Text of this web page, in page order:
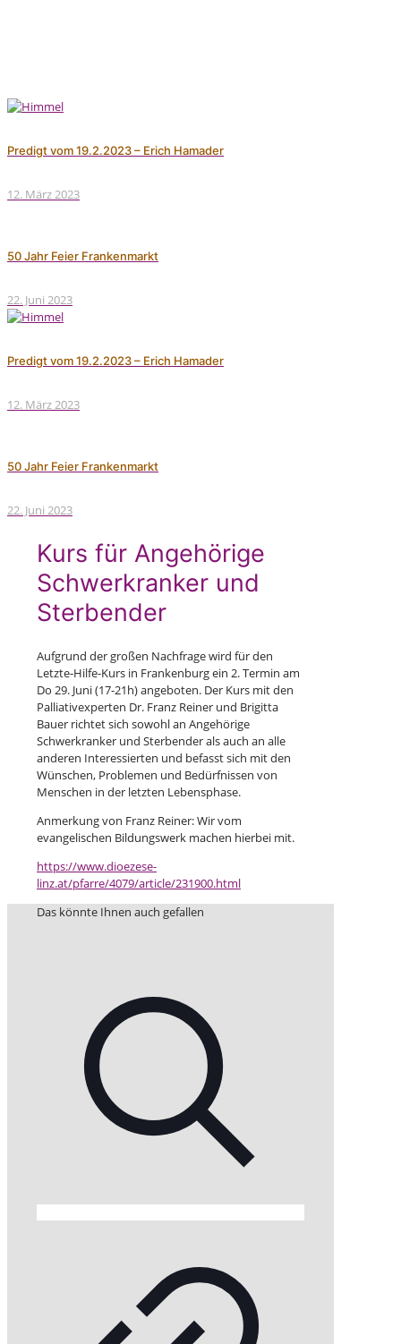
Predigt vom 19.2.2023 – Erich Hamader
12. März 2023
50 Jahr Feier Frankenmarkt
22. Juni 2023
Predigt vom 19.2.2023 – Erich Hamader
12. März 2023
50 Jahr Feier Frankenmarkt
22. Juni 2023
Kurs für Angehörige
Schwerkranker und
Sterbender
Aufgrund der großen Nachfrage wird für den
Letzte-Hilfe-Kurs in Frankenburg ein 2. Termin am
Do 29. Juni (17-21h) angeboten. Der Kurs mit den
Palliativexperten Dr. Franz Reiner und Brigitta
Bauer richtet sich sowohl an Angehörige
Schwerkranker und Sterbender als auch an alle
anderen Interessierten und befasst sich mit den
Wünschen, Problemen und Bedürfnissen von
Menschen in der letzten Lebensphase.
Anmerkung von Franz Reiner: Wir vom
evangelischen Bildungswerk machen hierbei mit.
https://www.dioezese-
linz.at/pfarre/4079/article/231900.html
Das könnte Ihnen auch gefallen